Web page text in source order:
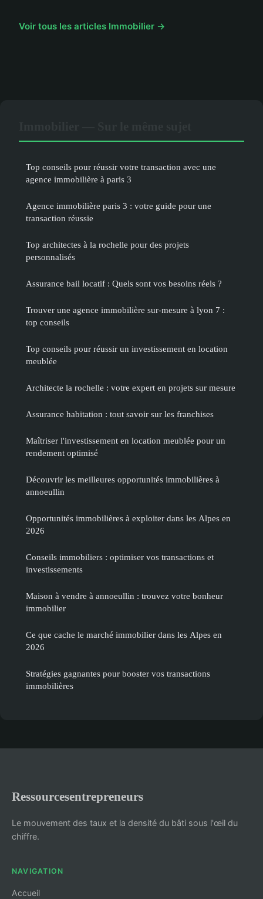
Voir tous les articles Immobilier →
Top conseils pour réussir votre transaction avec une
agence immobilière à paris 3
Agence immobilière paris 3 : votre guide pour une
transaction réussie
Top architectes à la rochelle pour des projets
personnalisés
Assurance bail locatif : Quels sont vos besoins réels ?
Trouver une agence immobilière sur-mesure à lyon 7 :
top conseils
Top conseils pour réussir un investissement en location
meublée
Architecte la rochelle : votre expert en projets sur mesure
Assurance habitation : tout savoir sur les franchises
Maîtriser l'investissement en location meublée pour un
rendement optimisé
Découvrir les meilleures opportunités immobilières à
annoeullin
Opportunités immobilières à exploiter dans les Alpes en
2026
Conseils immobiliers : optimiser vos transactions et
investissements
Maison à vendre à annoeullin : trouvez votre bonheur
immobilier
Ce que cache le marché immobilier dans les Alpes en
2026
Stratégies gagnantes pour booster vos transactions
immobilières
Ressourcesentrepreneurs
Le mouvement des taux et la densité du bâti sous l'œil du
chiffre.
NAVIGATION
Accueil